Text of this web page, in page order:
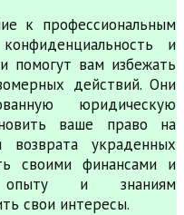
к профессиональным
и
помогут вам избежать
действий. Они
юридическую
ваше право на
возврата украденных
своими финансами и
опыту и знаниям
свои интересы.